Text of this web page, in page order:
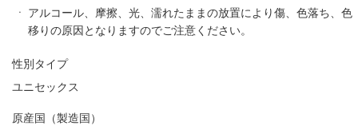
アルコール、摩擦、光、濡れたままの放置により傷、色落ち、色
移りの原因となりますのでご注意ください。
性別タイプ
ユニセックス
原産国（製造国）